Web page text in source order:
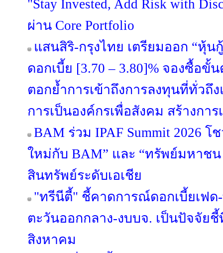
"Stay Invested, Add Risk with
ผ่าน Core Portfolio
แสนสิริ-กรุงไทย เตรียมออก “หุ้
ดอกเบี้ย [3.70 – 3.80]% จองซื้อขั้
ตอกย้ำการเข้าถึงการลงทุนที่ทั่วถึ
การเป็นองค์กรเพื่อสังคม สร้างกา
BAM ร่วม IPAF Summit 2026 โ
ใหม่กับ BAM” และ “ทรัพย์มหาชน
สินทรัพย์ระดับเอเชีย
"ทรีนีตี้" ชี้คาดการณ์ดอกเบี้ยเฟ
ตะวันออกกลาง-งบบจ. เป็นปัจจัย
สิงหาคม